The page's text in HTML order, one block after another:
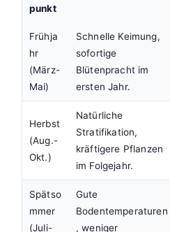
punkt
Frühja
hr
(März-
Mai)
Schnelle Keimung,
sofortige
Blütenpracht im
ersten Jahr.
Herbst
(Aug.-
Okt.)
Natürliche
Stratifikation,
kräftigere Pflanzen
im Folgejahr.
Spätso
mmer
(Juli-
Gute
Bodentemperaturen
, weniger